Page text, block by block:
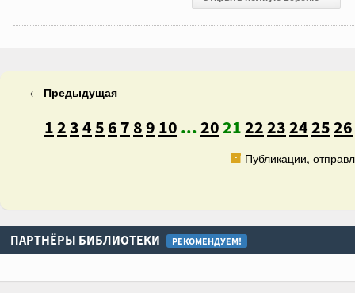
← Предыдущая
12345 6 7 89 10 ...20212223242526
Публикации,
ПАРТНЁРЫ БИБЛИОТЕКИ РЕКОМЕНДУЕМ!